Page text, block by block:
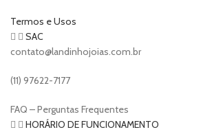
Termos e Usos
SAC
contato@landinhojoias.com.br
(11) 97622-7177
FAQ – Perguntas Frequentes
HORÁRIO DE FUNCIONAMENTO